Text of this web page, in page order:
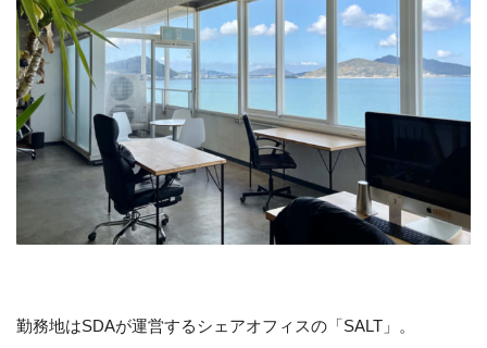
勤務地はSDAが運営するシェアオフィスの「SALT」。